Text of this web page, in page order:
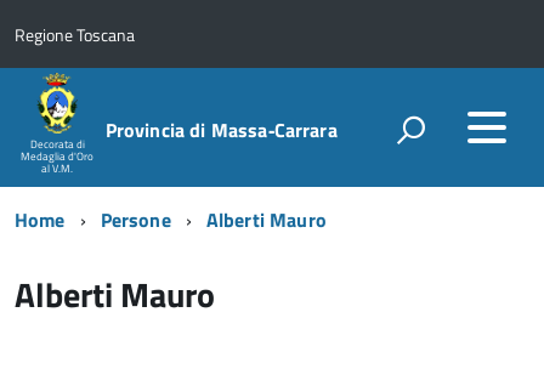
Regione Toscana
Decorata di
Medaglia d'Oro
al V.M.
Provincia di Massa‑Carrara
Home Persone Alberti Mauro
Alberti Mauro